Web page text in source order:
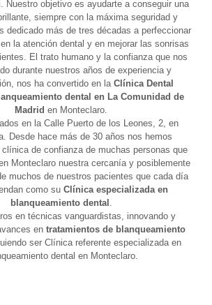
Nuestro objetivo es ayudarte a conseguir una
siempre con la máxima seguridad y
dedicado más de tres décadas a perfeccionar
la atención dental y en mejorar las sonrisas
El trato humano y la confianza que nos
durante nuestros años de experiencia y
nos ha convertido en la Clínica Dental
dental en La Comunidad de
Madrid en Monteclaro.
en la Calle Puerto de los Leones, 2, en
Desde hace más de 30 años nos hemos
de confianza de muchas personas que
Monteclaro nuestra cercanía y posiblemente
muchos de nuestros pacientes que cada día
como su Clínica especializada en
blanqueamiento dental
en técnicas vanguardistas, innovando y
en tratamientos de blanqueamiento
ser Clínica referente especializada en
dental en Monteclaro.